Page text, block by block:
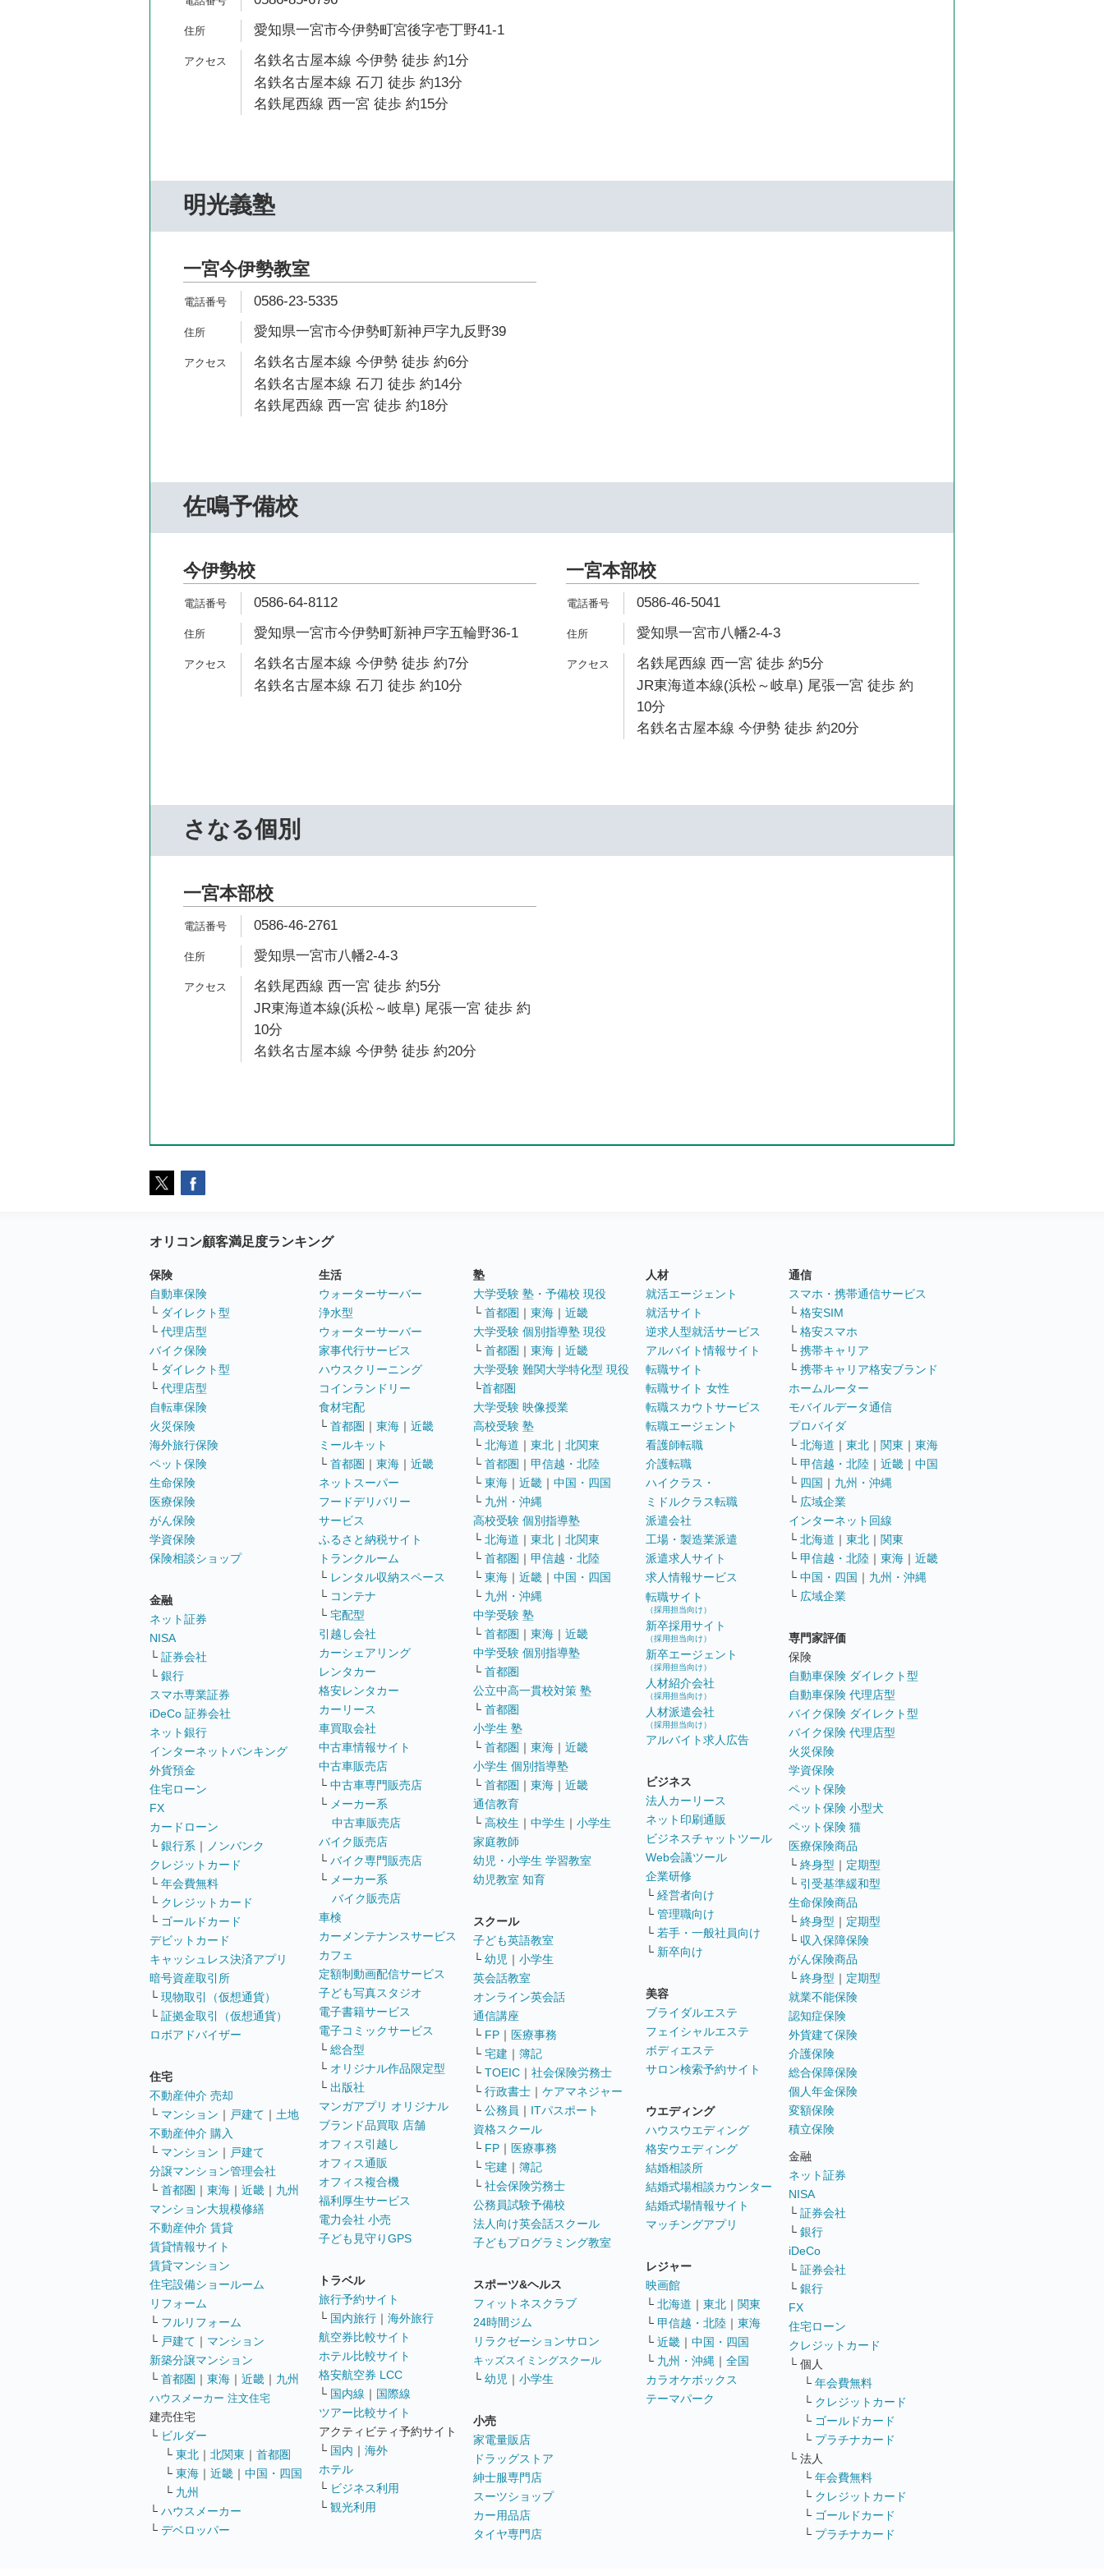
愛知県一宮市今伊勢町宮後字壱丁野41-1
名鉄名古屋本線 今伊勢 徒歩 約1分
名鉄名古屋本線 石刀 徒歩 約13分
名鉄尾西線 西一宮 徒歩 約15分
明光義塾
一宮今伊勢教室
0586-23-5335
愛知県一宮市今伊勢町新神戸字九反野39
名鉄名古屋本線 今伊勢 徒歩 約6分
名鉄名古屋本線 石刀 徒歩 約14分
名鉄尾西線 西一宮 徒歩 約18分
佐鳴予備校
今伊勢校
0586-64-8112
愛知県一宮市今伊勢町新神戸字五輪野36-1
名鉄名古屋本線 今伊勢 徒歩 約7分
名鉄名古屋本線 石刀 徒歩 約10分
一宮本部校
0586-46-5041
愛知県一宮市八幡2-4-3
名鉄尾西線 西一宮 徒歩 約5分
JR東海道本線(浜松～岐阜) 尾張一宮 徒歩 約
10分
名鉄名古屋本線 今伊勢 徒歩 約20分
さなる個別
一宮本部校
0586-46-2761
愛知県一宮市八幡2-4-3
名鉄尾西線 西一宮 徒歩 約5分
JR東海道本線(浜松～岐阜) 尾張一宮 徒歩 約
10分
名鉄名古屋本線 今伊勢 徒歩 約20分
オリコン顧客満足度ランキング
保険
自動車保険
└ ダイレクト型
└ 代理店型
バイク保険
└ ダイレクト型
└ 代理店型
自転車保険
火災保険
海外旅行保険
ペット保険
生命保険
医療保険
がん保険
学資保険
保険相談ショップ
金融
ネット証券
NISA
└ 証券会社
└ 銀行
スマホ専業証券
iDeCo 証券会社
ネット銀行
インターネットバンキング
外貨預金
住宅ローン
FX
カードローン
└ 銀行系 ｜
ノンバンク
クレジットカード
└ 年会費無料
└ クレジットカード
└ ゴールドカード
デビットカード
キャッシュレス決済アプリ
暗号資産取引所
└ 現物取引（仮想通貨）
└ 証拠金取引（仮想通貨）
ロボアドバイザー
住宅
不動産仲介 売却
└ マンション ｜ 戸建て ｜ 土地
不動産仲介 購入
└ マンション ｜ 戸建て
分譲マンション管理会社
└ 首都圏 ｜ 東海 ｜ 近畿 ｜ 九州
マンション大規模修繕
不動産仲介 賃貸
賃貸情報サイト
賃貸マンション
住宅設備ショールーム
リフォーム
└ フルリフォーム
└ 戸建て ｜ マンション
新築分譲マンション
└ 首都圏 ｜ 東海 ｜ 近畿 ｜ 九州
ハウスメーカー 注文住宅
建売住宅
└ ビルダー
└ 東北 ｜ 北関東 ｜ 首都圏
└ 東海 ｜ 近畿 ｜ 中国・四国
└ 九州
└ ハウスメーカー
└ デベロッパー
生活
ウォーターサーバー
浄水型
ウォーターサーバー
家事代行サービス
ハウスクリーニング
コインランドリー
食材宅配
└ 首都圏 ｜ 東海 ｜ 近畿
ミールキット
└ 首都圏 ｜ 東海 ｜ 近畿
ネットスーパー
フードデリバリー
サービス
ふるさと納税サイト
トランクルーム
└ レンタル収納スペース
└ コンテナ
└ 宅配型
引越し会社
カーシェアリング
レンタカー
格安レンタカー
カーリース
車買取会社
中古車情報サイト
中古車販売店
└ 中古車専門販売店
└ メーカー系
中古車販売店
バイク販売店
└ バイク専門販売店
└ メーカー系
バイク販売店
車検
カーメンテナンスサービス
カフェ
定額制動画配信サービス
子ども写真スタジオ
電子書籍サービス
電子コミックサービス
└ 総合型
└ オリジナル作品限定型
└ 出版社
マンガアプリ オリジナル
ブランド品買取 店舗
オフィス引越し
オフィス通販
オフィス複合機
福利厚生サービス
電力会社 小売
子ども見守りGPS
トラベル
旅行予約サイト
└ 国内旅行 ｜ 海外旅行
航空券比較サイト
ホテル比較サイト
格安航空券 LCC
└ 国内線 ｜ 国際線
ツアー比較サイト
アクティビティ予約サイト
└ 国内 ｜ 海外
ホテル
└ ビジネス利用
└ 観光利用
塾
大学受験 塾・予備校 現役
└ 首都圏 ｜ 東海 ｜ 近畿
大学受験 個別指導塾 現役
└ 首都圏 ｜ 東海 ｜ 近畿
大学受験 難関大学特化型 現役
└首都圏
大学受験 映像授業
高校受験 塾
└ 北海道 ｜ 東北 ｜ 北関東
└ 首都圏 ｜ 甲信越・北陸
└ 東海 ｜ 近畿 ｜ 中国・四国
└ 九州・沖縄
高校受験 個別指導塾
└ 北海道 ｜ 東北 ｜ 北関東
└ 首都圏 ｜ 甲信越・北陸
└ 東海 ｜ 近畿 ｜ 中国・四国
└ 九州・沖縄
中学受験 塾
└ 首都圏 ｜ 東海 ｜ 近畿
中学受験 個別指導塾
└ 首都圏
公立中高一貫校対策 塾
└ 首都圏
小学生 塾
└ 首都圏 ｜ 東海 ｜ 近畿
小学生 個別指導塾
└ 首都圏 ｜ 東海 ｜ 近畿
通信教育
└ 高校生 ｜ 中学生 ｜ 小学生
家庭教師
幼児・小学生 学習教室
幼児教室 知育
スクール
子ども英語教室
└ 幼児 ｜ 小学生
英会話教室
オンライン英会話
通信講座
└ FP ｜ 医療事務
└ 宅建 ｜ 簿記
└ TOEIC ｜ 社会保険労務士
└ 行政書士 ｜ ケアマネジャー
└ 公務員 ｜ ITパスポート
資格スクール
└ FP ｜ 医療事務
└ 宅建 ｜ 簿記
└ 社会保険労務士
公務員試験予備校
法人向け英会話スクール
子どもプログラミング教室
スポーツ&ヘルス
フィットネスクラブ
24時間ジム
リラクゼーションサロン
キッズスイミングスクール
└ 幼児 ｜ 小学生
小売
家電量販店
ドラッグストア
紳士服専門店
スーツショップ
カー用品店
タイヤ専門店
人材
就活エージェント
就活サイト
逆求人型就活サービス
アルバイト情報サイト
転職サイト
転職サイト 女性
転職スカウトサービス
転職エージェント
看護師転職
介護転職
ハイクラス・
ミドルクラス転職
派遣会社
工場・製造業派遣
派遣求人サイト
求人情報サービス
転職サイト
（採用担当向け）
新卒採用サイト
（採用担当向け）
新卒エージェント
（採用担当向け）
人材紹介会社
（採用担当向け）
人材派遣会社
（採用担当向け）
アルバイト求人広告
ビジネス
法人カーリース
ネット印刷通販
ビジネスチャットツール
Web会議ツール
企業研修
└ 経営者向け
└ 管理職向け
└ 若手・一般社員向け
└ 新卒向け
美容
ブライダルエステ
フェイシャルエステ
ボディエステ
サロン検索予約サイト
ウエディング
ハウスウエディング
格安ウエディング
結婚相談所
結婚式場相談カウンター
結婚式場情報サイト
マッチングアプリ
レジャー
映画館
└ 北海道 ｜ 東北 ｜ 関東
└ 甲信越・北陸 ｜ 東海
└ 近畿 ｜ 中国・四国
└ 九州・沖縄 ｜ 全国
カラオケボックス
テーマパーク
通信
スマホ・携帯通信サービス
└ 格安SIM
└ 格安スマホ
└ 携帯キャリア
└ 携帯キャリア格安ブランド
ホームルーター
モバイルデータ通信
プロバイダ
└ 北海道 ｜ 東北 ｜ 関東 ｜ 東海
└ 甲信越・北陸 ｜ 近畿 ｜ 中国
└ 四国 ｜ 九州・沖縄
└ 広域企業
インターネット回線
└ 北海道 ｜ 東北 ｜ 関東
└ 甲信越・北陸 ｜ 東海 ｜ 近畿
└ 中国・四国 ｜ 九州・沖縄
└ 広域企業
専門家評価
保険
自動車保険 ダイレクト型
自動車保険 代理店型
バイク保険 ダイレクト型
バイク保険 代理店型
火災保険
学資保険
ペット保険
ペット保険 小型犬
ペット保険 猫
医療保険商品
└ 終身型 ｜ 定期型
└ 引受基準緩和型
生命保険商品
└ 終身型 ｜ 定期型
└ 収入保障保険
がん保険商品
└ 終身型 ｜ 定期型
就業不能保険
認知症保険
外貨建て保険
介護保険
総合保障保険
個人年金保険
変額保険
積立保険
金融
ネット証券
NISA
└ 証券会社
└ 銀行
iDeCo
└ 証券会社
└ 銀行
FX
住宅ローン
クレジットカード
└ 個人
└ 年会費無料
└ クレジットカード
└ ゴールドカード
└ プラチナカード
└ 法人
└ 年会費無料
└ クレジットカード
└ ゴールドカード
└ プラチナカード